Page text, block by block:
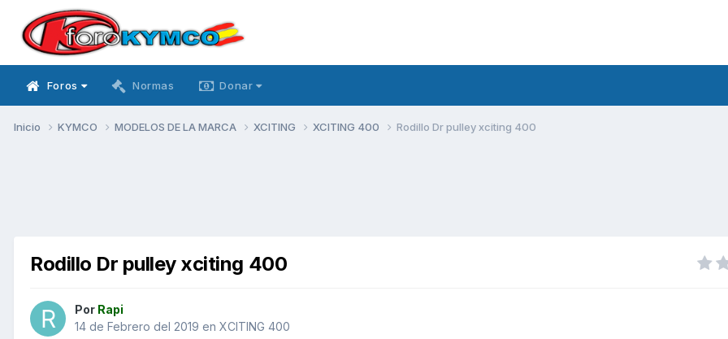
Foros Normas Donar
Inicio KYMCO MODELOS DE LA MARCA XCITING XCITING 400 Rodillo Dr pulley xciting 400
Rodillo Dr pulley xciting 400
Por Rapi
14 de Febrero del 2019 en XCITING 400